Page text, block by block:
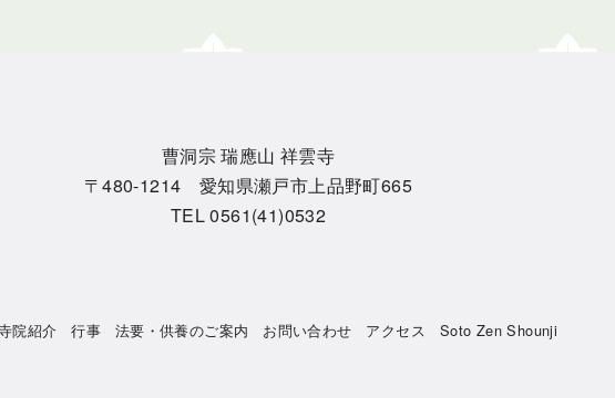
曹洞宗 瑞應山 祥雲寺
〒480-1214 愛知県瀬戸市上品野町665
TEL 0561(41)0532
院紹介 行事 法要・供養のご案内 お問い合わせ アクセス Soto Zen Shounji